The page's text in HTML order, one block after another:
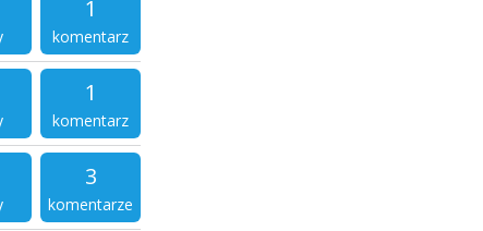
1
komentarz
1
komentarz
3
komentarze